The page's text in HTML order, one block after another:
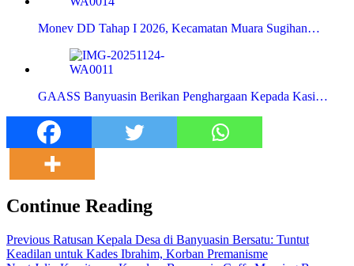
Monev DD Tahap I 2026, Kecamatan Muara Sugihan…
GAASS Banyuasin Berikan Penghargaan Kepada Kasi…
Continue Reading
Previous Ratusan Kepala Desa di Banyuasin Bersatu: Tuntut
Keadilan untuk Kades Ibrahim, Korban Premanisme